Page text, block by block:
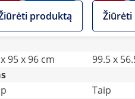
kg
produktą
stabdžiai
95 x 96 cm
99.5 x
Taip